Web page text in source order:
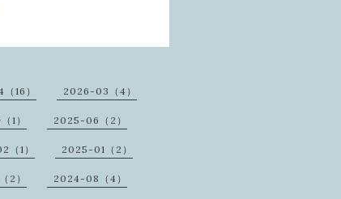
16） 2026-03（4）
1） 2025-06（2）
1） 2025-01（2）
2） 2024-08（4）